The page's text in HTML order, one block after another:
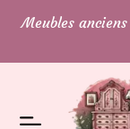
Meubles